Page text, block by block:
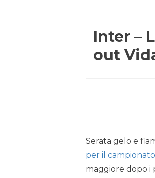
Inter –
out
Serata gelo e
per il
maggiore dopo i